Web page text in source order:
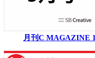
月刊C MAGAZINE